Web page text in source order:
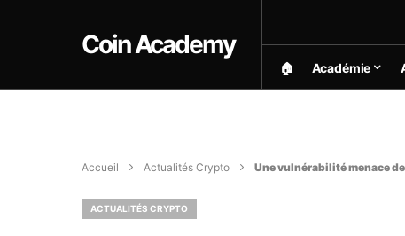
Coin Academy
🏠︎ Académie
Accueil Actualités Crypto Une vulnérabilité menace
ACTUALITÉS CRYPTO